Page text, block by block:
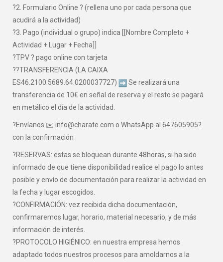
?2. Formulario Online ? (rellena uno por cada persona que
acudirá a la actividad)
?3. Pago (individual o grupo) indica [[Nombre Completo +
Actividad + Lugar + Fecha]]
?TPV ? pago online con tarjeta
??TRANSFERENCIA (LA CAIXA
ES46.2100.5689.64.0200037727)
Se realizará una
transferencia de 10€ en señal de reserva y el resto se pagará
en metálico el día de la actividad.
?Envíanos ✉️ info@charate.com o WhatsApp al 647605905?
con la confirmación
?RESERVAS: estas se bloquean durante 48horas, si ha sido
informado de que tiene disponibilidad realice el pago lo antes
posible y envío de documentación para realizar la actividad en
la fecha y lugar escogidos.
?CONFIRMACIÓN: vez recibida dicha documentación,
confirmaremos lugar, horario, material necesario, y de más
información de interés.
?PROTOCOLO HIGIÉNICO: en nuestra empresa hemos
adaptado todos nuestros procesos para amoldarnos a la